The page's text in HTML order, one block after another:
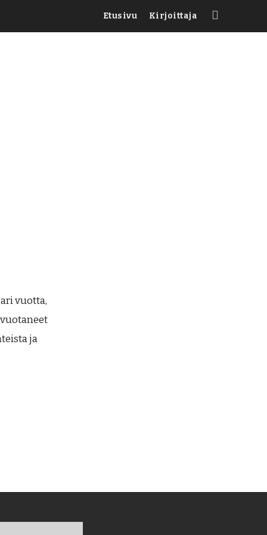
Etusivu Kirjoittaja
vuotta,
ja